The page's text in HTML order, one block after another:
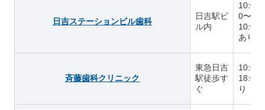
日吉ステーションビル歯科
日吉駅ビ
ル内
10:00
0〜
10:00
あり
斉藤歯科クリニック
東急日吉
駅徒歩す
ぐ
10:00
18:00
り